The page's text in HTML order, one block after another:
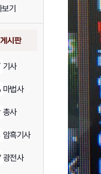
기
시판
기사
마법사
총사
암흑기사
광전사